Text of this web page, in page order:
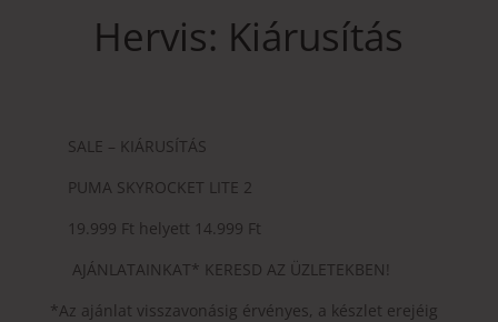
Hervis: Kiárusítás
SALE – KIÁRUSÍTÁS
PUMA SKYROCKET LITE 2
19.999 Ft helyett 14.999 Ft
AJÁNLATAINKAT* KERESD AZ ÜZLETEKBEN!
*Az ajánlat visszavonásig érvényes, a készlet erejéig